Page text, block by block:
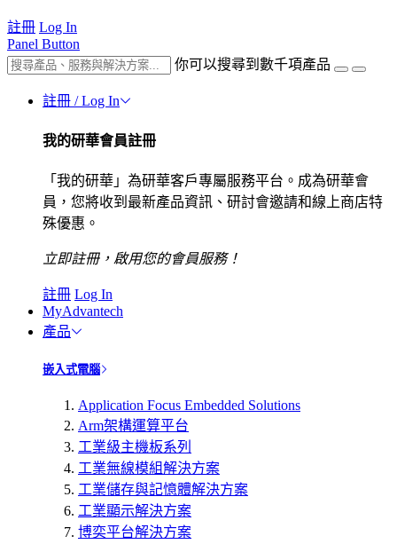
註冊 Log In
Panel Button
你可以搜尋到數千項產品
註冊 / Log In
我的研華會員註冊
「我的研華」為研華客戶專屬服務平台。成為研華會
員，您將收到最新產品資訊、研討會邀請和線上商店特
殊優惠。
立即註冊，啟用您的會員服務！
註冊 Log In
MyAdvantech
產品
嵌入式電腦
Application Focus Embedded Solutions
Arm架構運算平台
工業級主機板系列
工業無線模組解決方案
工業儲存與記憶體解決方案
工業顯示解決方案
博奕平台解決方案